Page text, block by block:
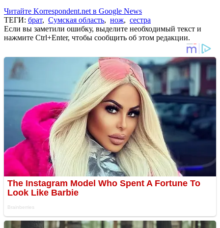
Читайте Korrespondent.net в Google News
ТЕГИ: брат, Сумская область, нож, сестра
Если вы заметили ошибку, выделите необходимый текст и
нажмите Ctrl+Enter, чтобы сообщить об этом редакции.